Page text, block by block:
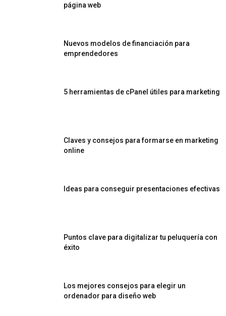
página web
Nuevos modelos de financiación para
emprendedores
5 herramientas de cPanel útiles para marketing
Claves y consejos para formarse en marketing
online
Ideas para conseguir presentaciones efectivas
Puntos clave para digitalizar tu peluquería con
éxito
Los mejores consejos para elegir un
ordenador para diseño web